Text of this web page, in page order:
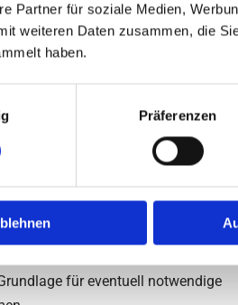
Partner für soziale Medien,
weiteren Daten zusammen, die
haben.
Präferenzen
Kanal-TV-
Sie eine präzise Analyse des
Die Untersuchung liefert detaillierte
für eventuell notwendige